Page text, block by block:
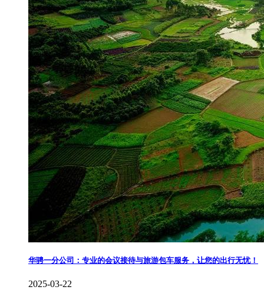
​华骋一分公司：专业的会议接待与旅游包车服务，让您的出行无忧！
2025-03-22